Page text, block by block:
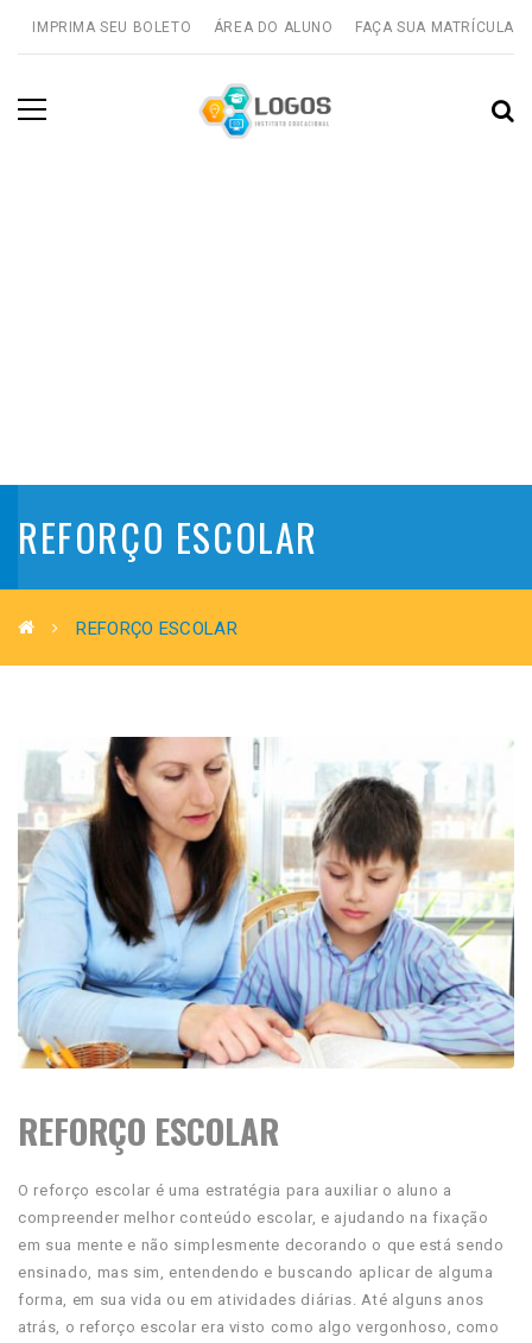
IMPRIMA SEU BOLETO ÁREA DO ALUNO FAÇA SUA MATRÍCULA
REFORÇO ESCOLAR
REFORÇO ESCOLAR
REFORÇO ESCOLAR
O reforço escolar é uma estratégia para auxiliar o aluno a
compreender melhor conteúdo escolar, e ajudando na fixação
em sua mente e não simplesmente decorando o que está sendo
ensinado, mas sim, entendendo e buscando aplicar de alguma
forma, em sua vida ou em atividades diárias. Até alguns anos
atrás, o reforço escolar era visto como algo vergonhoso, como